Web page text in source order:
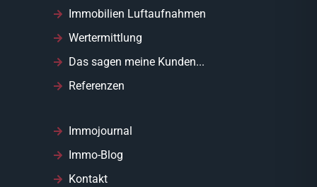
Immobilien Luftaufnahmen
Wertermittlung
Das sagen meine Kunden...
Referenzen
Immojournal
Immo-Blog
Kontakt